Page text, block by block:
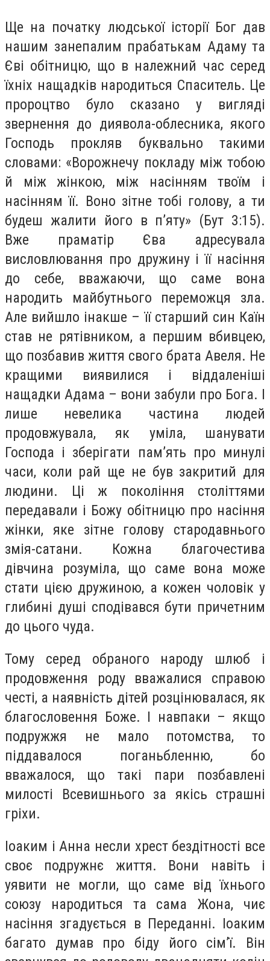
Ще на початку людської історії Бог дав
нашим занепалим прабатькам Адаму та
Єві обітницю, що в належний час серед
їхніх нащадків народиться Спаситель. Це
пророцтво було сказано у вигляді
звернення до диявола-облесника, якого
Господь прокляв буквально такими
словами: «Ворожнечу покладу між тобою
й між жінкою, між насінням твоїм і
насінням її. Воно зітне тобі голову, а ти
будеш жалити його в п’яту» (Бут 3:15).
Вже праматір Єва адресувала
висловлювання про дружину і її насіння
до себе, вважаючи, що саме вона
народить майбутнього переможця зла.
Але вийшло інакше – її старший син Каїн
став не рятівником, а першим вбивцею,
що позбавив життя свого брата Авеля. Не
кращими виявилися і віддаленіші
нащадки Адама – вони забули про Бога. І
лише невелика частина людей
продовжувала, як уміла, шанувати
Господа і зберігати пам’ять про минулі
часи, коли рай ще не був закритий для
людини. Ці ж покоління століттями
передавали і Божу обітницю про насіння
жінки, яке зітне голову стародавнього
змія-сатани. Кожна благочестива
дівчина розуміла, що саме вона може
стати цією дружиною, а кожен чоловік у
глибині душі сподівався бути причетним
до цього чуда.
Тому серед обраного народу шлюб і
продовження роду вважалися справою
честі, а наявність дітей розцінювалася, як
благословення Боже. І навпаки – якщо
подружжя не мало потомства, то
піддавалося поганьбленню, бо
вважалося, що такі пари позбавлені
милості Всевишнього за якісь страшні
гріхи.
Іоаким і Анна несли хрест бездітності все
своє подружнє життя. Вони навіть і
уявити не могли, що саме від їхнього
союзу народиться та сама Жона, чиє
насіння згадується в Переданні. Іоаким
багато думав про біду його сім’ї. Він